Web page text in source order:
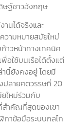
ษฐ์ชาวอังกฤษ
นได้จริงและ
วามหมายสมัยใหม่
าวหน้าทางเทคนิค
พื่อใช้บนเรือได้ตั้งแต่
นี้ยังคงอยู่ โดยมี
ปลายศตวรรษที่ 20
ใหม่ร่วมกับ
ำคัญที่สุดของเขา
กาข้อมือระบบกลไก